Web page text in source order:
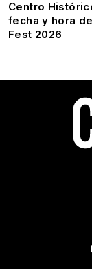
Centro
fecha y hora
Fest 2026